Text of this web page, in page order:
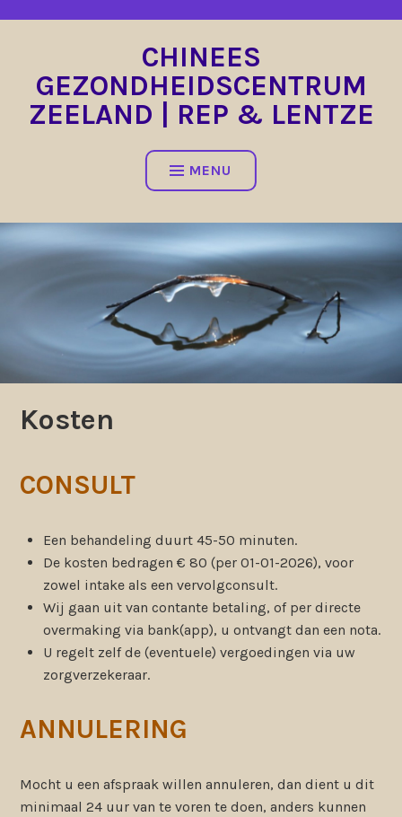
CHINEES
GEZONDHEIDSCENTRUM
ZEELAND | REP & LENTZE
MENU
Kosten
CONSULT
Een behandeling duurt 45-50 minuten.
De kosten bedragen € 80 (per 01-01-2026), voor
zowel intake als een vervolgconsult.
Wij gaan uit van contante betaling, of per directe
overmaking via bank(app), u ontvangt dan een nota.
U regelt zelf de (eventuele) vergoedingen via uw
zorgverzekeraar.
ANNULERING
Mocht u een afspraak willen annuleren, dan dient u dit
minimaal 24 uur van te voren te doen, anders kunnen